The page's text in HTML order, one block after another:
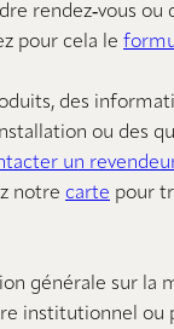
rendez‑vous ou
pour cela le
des
ou des
un
notre carte pour
générale sur la
institutionnel ou